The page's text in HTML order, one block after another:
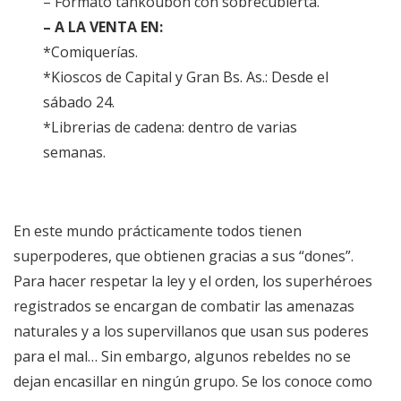
– A LA VENTA EN:
*Comiquerías.
*Kioscos de Capital y Gran Bs. As.: Desde el
sábado 24.
*Librerias de cadena: dentro de varias
semanas.
En este mundo prácticamente todos tienen
superpoderes, que obtienen gracias a sus “dones”.
Para hacer respetar la ley y el orden, los superhéroes
registrados se encargan de combatir las amenazas
naturales y a los supervillanos que usan sus poderes
para el mal… Sin embargo, algunos rebeldes no se
dejan encasillar en ningún grupo. Se los conoce como